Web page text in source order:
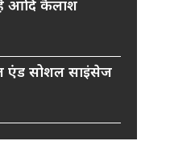
है आदि कैलाश
एंड सोशल साइंसेज